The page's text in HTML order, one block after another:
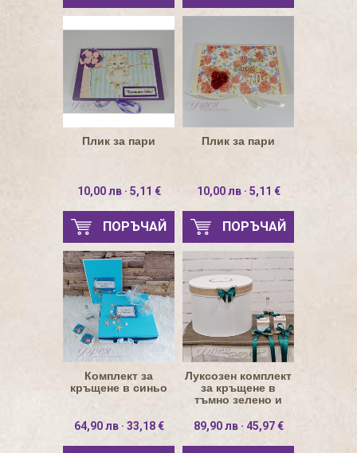
Плик за пари
10,00 лв · 5,11 €
ПОРЪЧАЙ
Плик за пари
10,00 лв · 5,11 €
ПОРЪЧАЙ
Комплект за
кръщене в синьо
64,90 лв · 33,18 €
Луксозен комплект
за кръщене в
тъмно зелено и
89,90 лв · 45,97 €